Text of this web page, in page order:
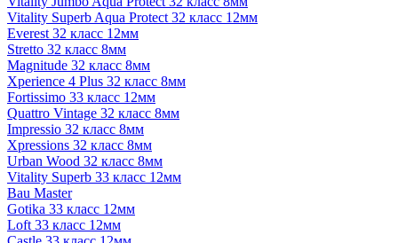
Vitality Superb Aqua Protect 32 класс 12мм
Everest 32 класс 12мм
Stretto 32 класс 8мм
Magnitude 32 класс 8мм
Xperience 4 Plus 32 класс 8мм
Fortissimo 33 класс 12мм
Quattro Vintage 32 класс 8мм
Impressio 32 класс 8мм
Xpressions 32 класс 8мм
Urban Wood 32 класс 8мм
Vitality Superb 33 класс 12мм
Bau Master
Gotika 33 класс 12мм
Loft 33 класс 12мм